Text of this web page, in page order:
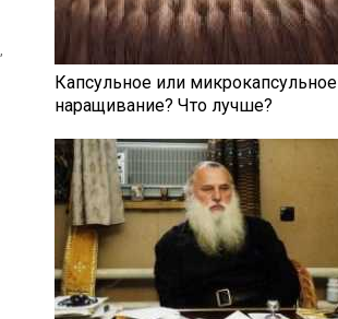
Капсульное или микрокапсульное
наращивание? Что лучше?